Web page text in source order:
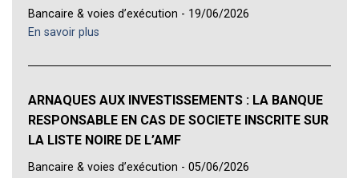
Bancaire & voies d’exécution - 19/06/2026
En savoir plus
ARNAQUES AUX INVESTISSEMENTS : LA BANQUE
RESPONSABLE EN CAS DE SOCIETE INSCRITE SUR
LA LISTE NOIRE DE L’AMF
Bancaire & voies d’exécution - 05/06/2026